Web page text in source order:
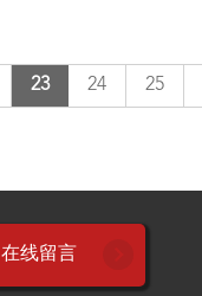
23 24 25
在线留言